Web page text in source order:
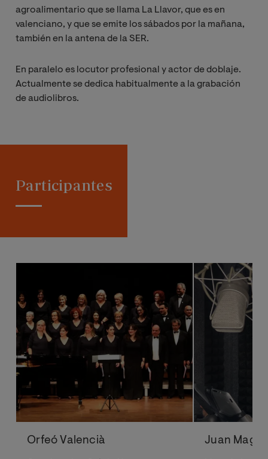
agroalimentario que se llama La Llavor, que es en
valenciano, y que se emite los sábados por la mañana,
también en la antena de la SER.
En paralelo es locutor profesional y actor de doblaje.
Actualmente se dedica habitualmente a la grabación
de audiolibros.
Participantes
Orfeó Valencià Juan